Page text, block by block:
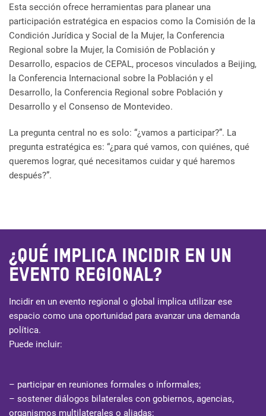
Esta sección ofrece herramientas para planear una
participación estratégica en espacios como la Comisión de la
Condición Jurídica y Social de la Mujer, la Conferencia
Regional sobre la Mujer, la Comisión de Población y
Desarrollo, espacios de CEPAL, procesos vinculados a Beijing,
la Conferencia Internacional sobre la Población y el
Desarrollo, la Conferencia Regional sobre Población y
Desarrollo y el Consenso de Montevideo.
La pregunta central no es solo: “¿vamos a participar?”. La
pregunta estratégica es: “¿para qué vamos, con quiénes, qué
queremos lograr, qué necesitamos cuidar y qué haremos
después?”.
¿QUÉ IMPLICA INCIDIR EN UN
EVENTO REGIONAL?
Incidir en un evento regional o global implica utilizar ese
espacio como una oportunidad para avanzar una demanda
política.
Puede incluir:
– participar en reuniones formales o informales;
– sostener diálogos bilaterales con gobiernos, agencias,
organismos multilaterales o aliadas;